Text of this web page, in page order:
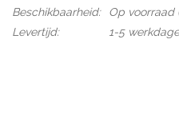
Beschikbaarheid: Op voorraad
Levertijd:
1-5